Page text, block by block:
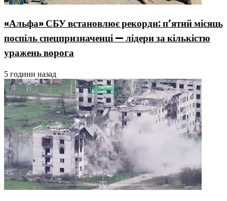
«Альфа» СБУ встановлює рекорди: п’ятий місяць
поспіль спецпризначенці — лідери за кількістю
уражень ворога
5 години назад